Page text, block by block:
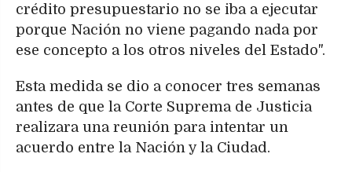
crédito presupuestario no se iba a ejecutar
porque Nación no viene pagando nada por
ese concepto a los otros niveles del Estado".
Esta medida se dio a conocer tres semanas
antes de que la Corte Suprema de Justicia
realizara una reunión para intentar un
acuerdo entre la Nación y la Ciudad.